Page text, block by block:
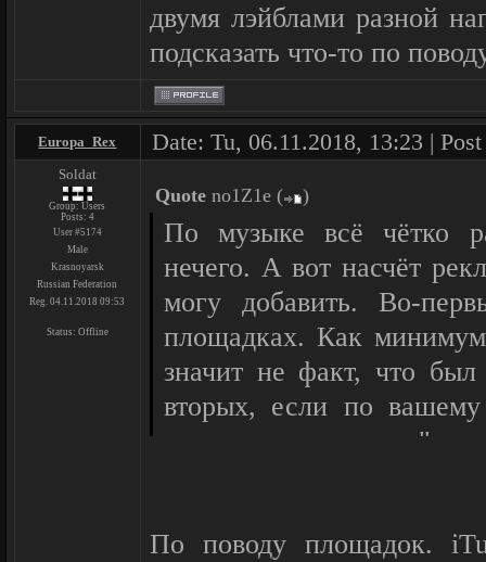
двумя лэйблами разной
подсказать что-то по
Europa_Rex Date: Tu, 06.11.2018, 13:23 |
Soldat
Group: Users
Posts: 4
User #5174
Male
Krasnoyarsk
Russian Federation
Reg. 04.11.2018 09:53
Status: Offline
Quote no1Z1e ( )
По музыке всё чётко
нечего. А вот насчёт
могу добавить. Во-
площадках. Как
значит не факт, что
вторых, если по
станет его покупать",
"demo" в название
По поводу площадок.